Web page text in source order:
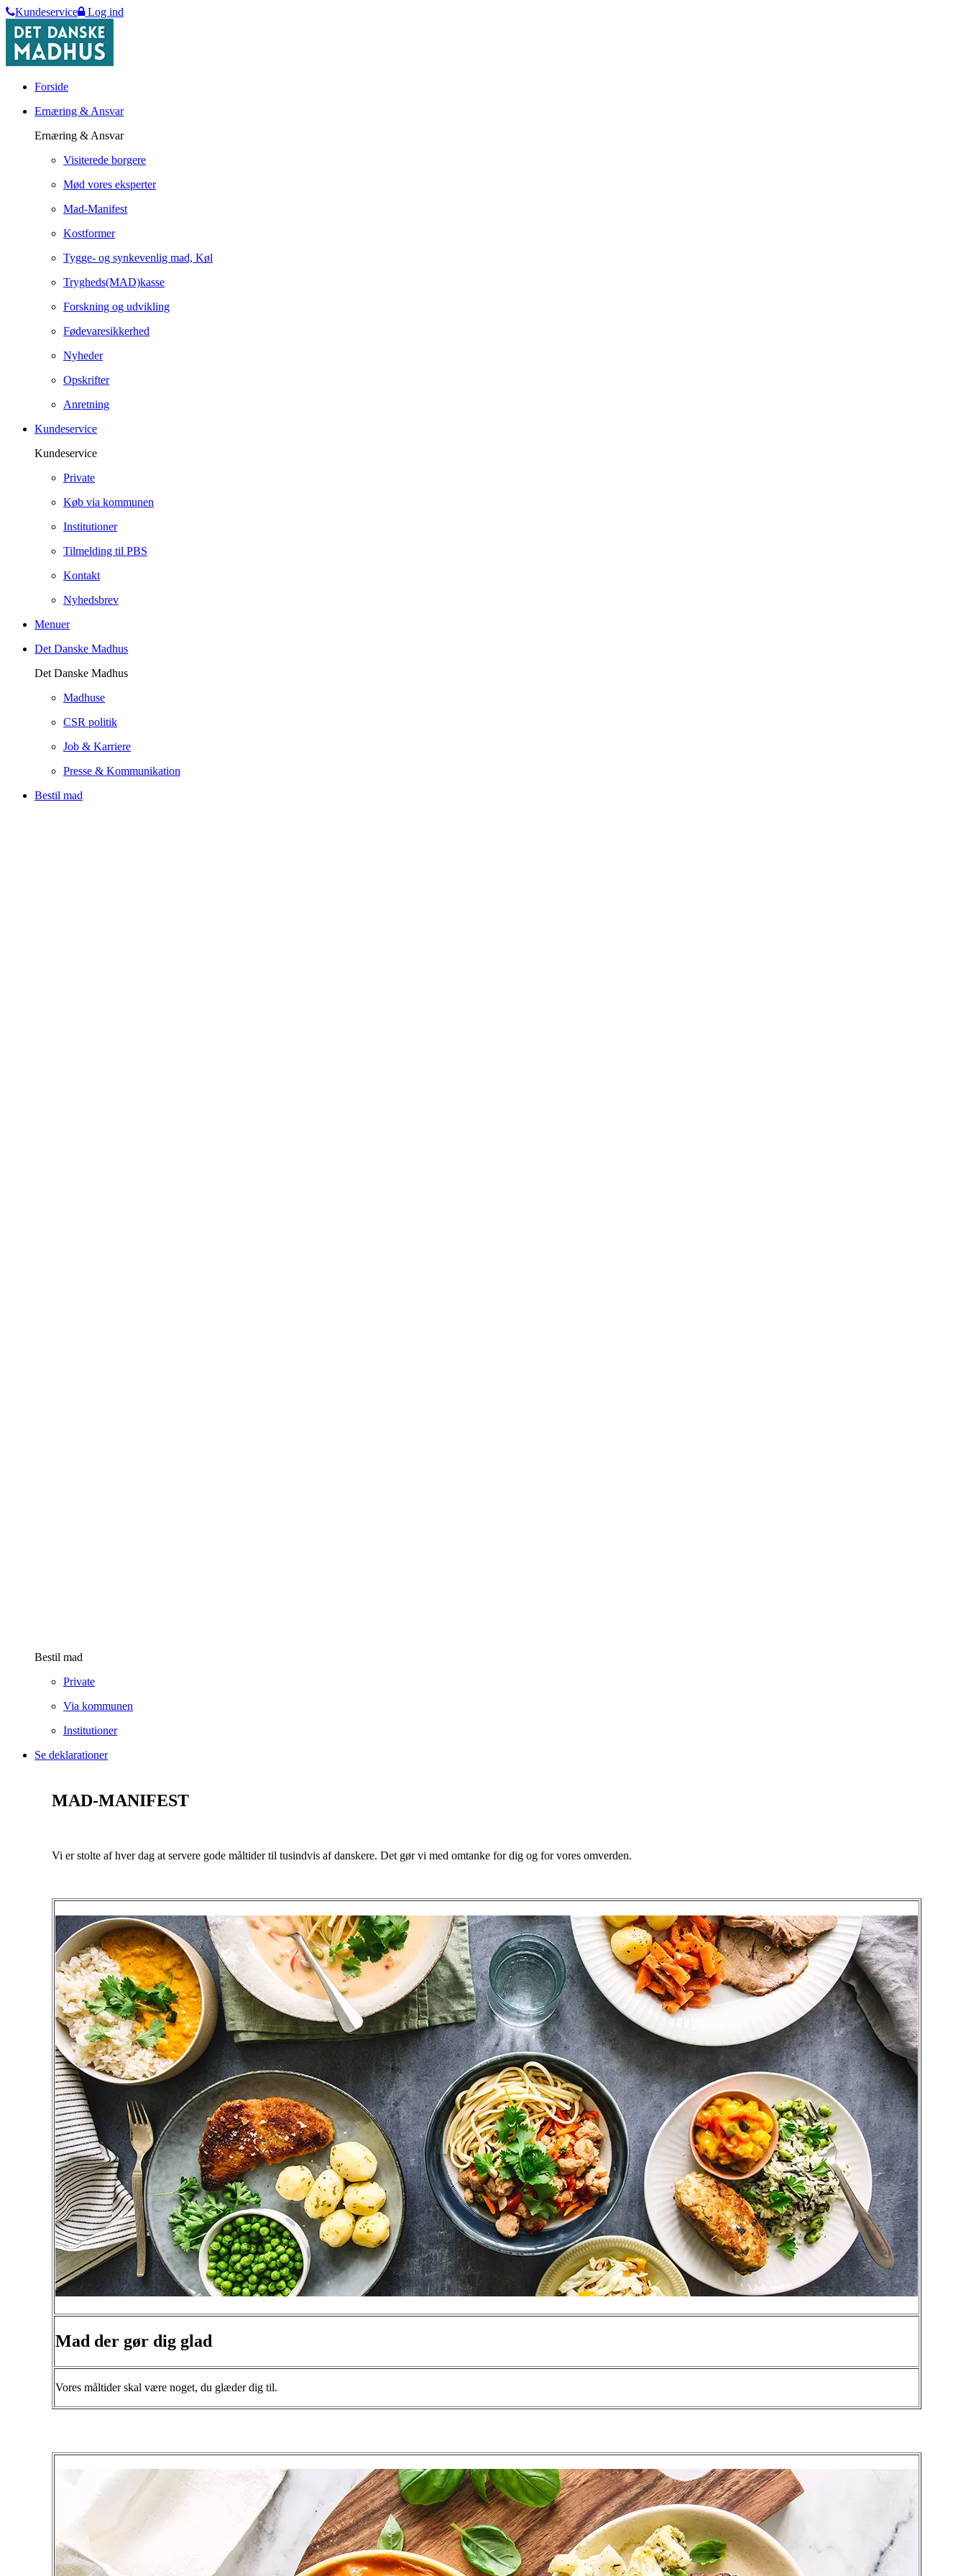
Kundeservice Log ind
Forside
Ernæring & Ansvar
Ernæring & Ansvar
Visiterede borgere
Mød vores eksperter
Mad-Manifest
Kostformer
Tygge- og synkevenlig mad, Køl
Trygheds(MAD)kasse
Forskning og udvikling
Fødevaresikkerhed
Nyheder
Opskrifter
Anretning
Kundeservice
Kundeservice
Private
Køb via kommunen
Institutioner
Tilmelding til PBS
Kontakt
Nyhedsbrev
Menuer
Det Danske Madhus
Det Danske Madhus
Madhuse
CSR politik
Job & Karriere
Presse & Kommunikation
Bestil mad
Bestil mad
Private
Via kommunen
Institutioner
Se deklarationer
MAD-MANIFEST
Vi er stolte af hver dag at servere gode måltider til tusindvis af danskere. Det gør vi med omtanke for dig og for vores omverden.
Mad der gør dig glad
Vores måltider skal være noget, du glæder dig til.